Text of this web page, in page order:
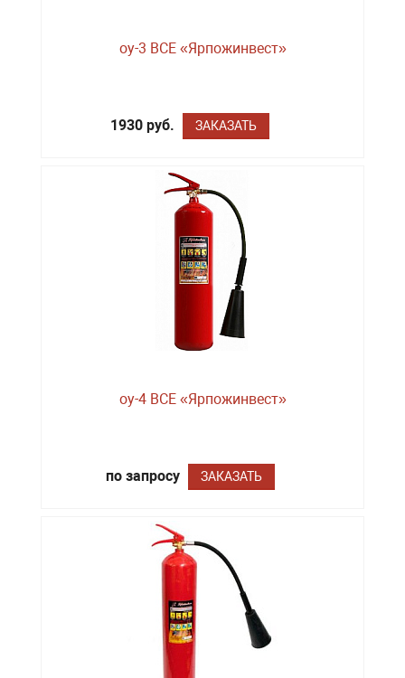
оу-3 BCE «Ярпожинвест»
1930 руб. ЗАКАЗАТЬ
оу-4 BCE «Ярпожинвест»
по запросу ЗАКАЗАТЬ